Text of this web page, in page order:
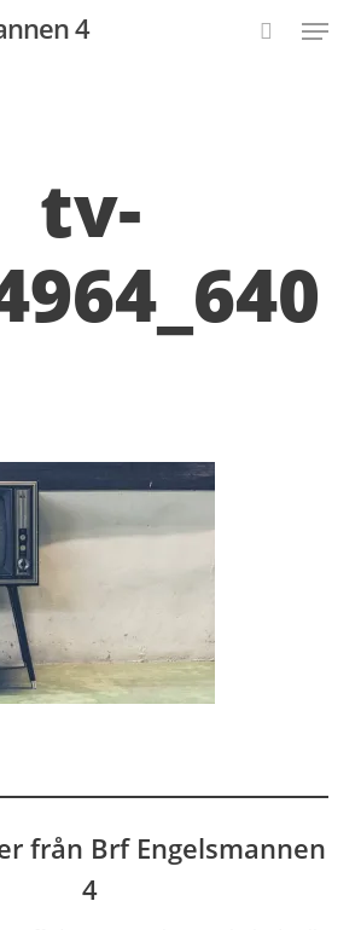
4 Menu
tv-
från Brf Engelsmannen
4